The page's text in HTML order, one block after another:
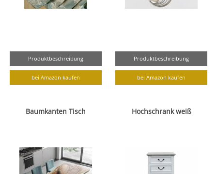
Produktbeschreibung
bei Amazon kaufen
Produktbeschreibung
bei Amazon kaufen
Baumkanten Tisch Hochschrank weiß